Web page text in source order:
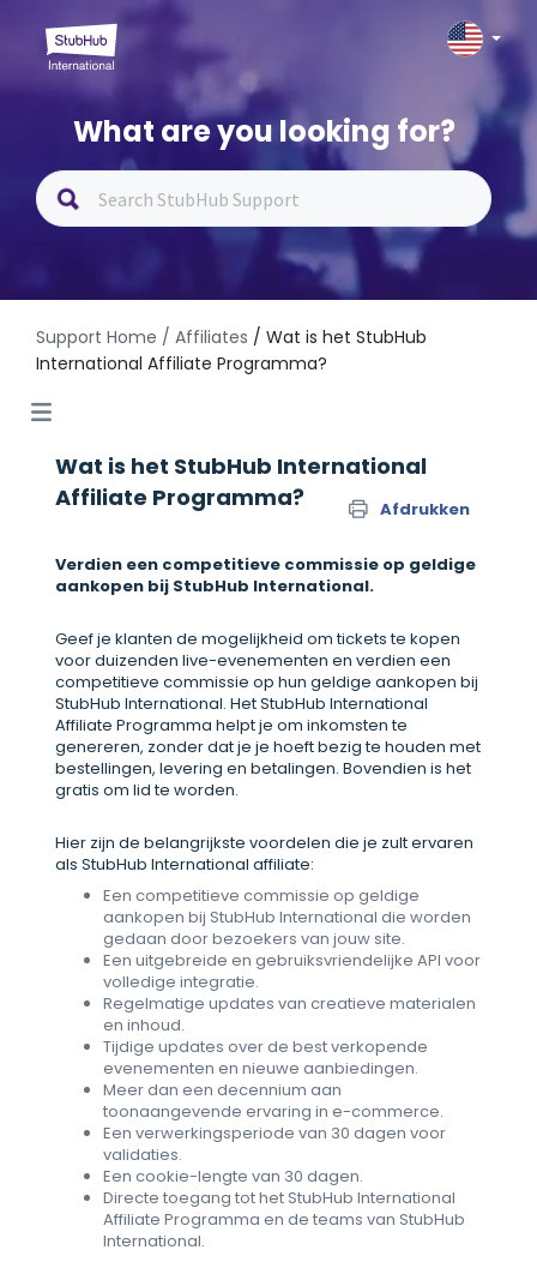
What are you looking for?
Support Home / Affiliates / Wat is het StubHub
International Affiliate Programma?
Wat is het StubHub International
Affiliate Programma?
Afdrukken
Verdien een competitieve commissie op geldige
aankopen bij StubHub International.
Geef je klanten de mogelijkheid om tickets te kopen
voor duizenden live-evenementen en verdien een
competitieve commissie op hun geldige aankopen bij
StubHub International. Het StubHub International
Affiliate Programma helpt je om inkomsten te
genereren, zonder dat je je hoeft bezig te houden met
bestellingen, levering en betalingen. Bovendien is het
gratis om lid te worden.
Hier zijn de belangrijkste voordelen die je zult ervaren
als StubHub International affiliate:
Een competitieve commissie op geldige
aankopen bij StubHub International die worden
gedaan door bezoekers van jouw site.
Een uitgebreide en gebruiksvriendelijke API voor
volledige integratie.
Regelmatige updates van creatieve materialen
en inhoud.
Tijdige updates over de best verkopende
evenementen en nieuwe aanbiedingen.
Meer dan een decennium aan
toonaangevende ervaring in e-commerce.
Een verwerkingsperiode van 30 dagen voor
validaties.
Een cookie-lengte van 30 dagen.
Directe toegang tot het StubHub International
Affiliate Programma en de teams van StubHub
International.